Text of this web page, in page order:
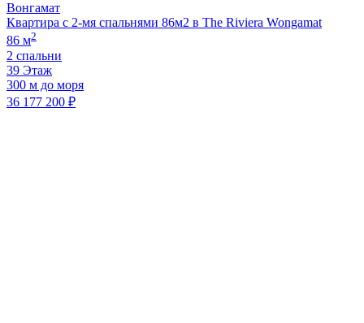
Вонгамат
Квартира с 2-мя спальнями 86м2 в The Riviera Wongamat
86 м2
2 спальни
39 Этаж
300 м до моря
36 177 200 ₽